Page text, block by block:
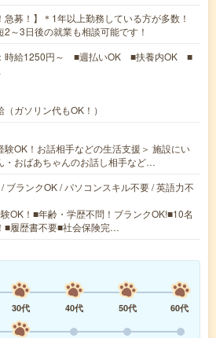
急募！】＊1年以上勤務している方が多数！
2～3日後の就業も相談可能です！
時給1250円～ ■週払いOK ■扶養内OK ■
ガソリン代もOK！）
験OK！お話相手などの生活支援＞ 施設にい
・おばあちゃんのお話し相手など…
ブランクOK / パソコンスキル不要 / 英語力不
OK！■年齢・学歴不問！ブランクOK!■10名
■履歴書不要■社会保険完…
30代 40代 50代
60代